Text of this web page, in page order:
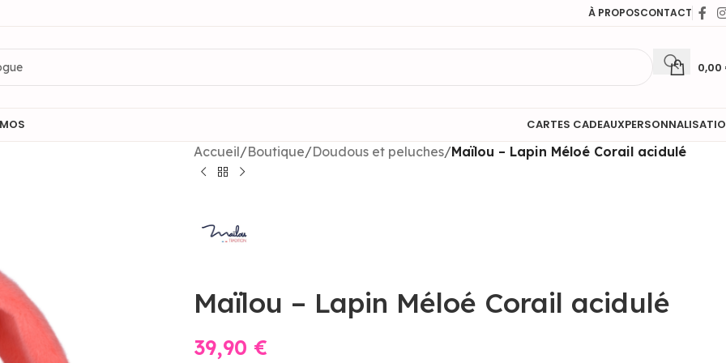
À PROPOSCONTACT
0,00
CARTES CADEAUX
Accueil/Boutique/Doudous et peluches/Maïlou – Lapin Méloé Corail acidulé
Maïlou – Lapin Méloé Corail acidulé
39,90 €